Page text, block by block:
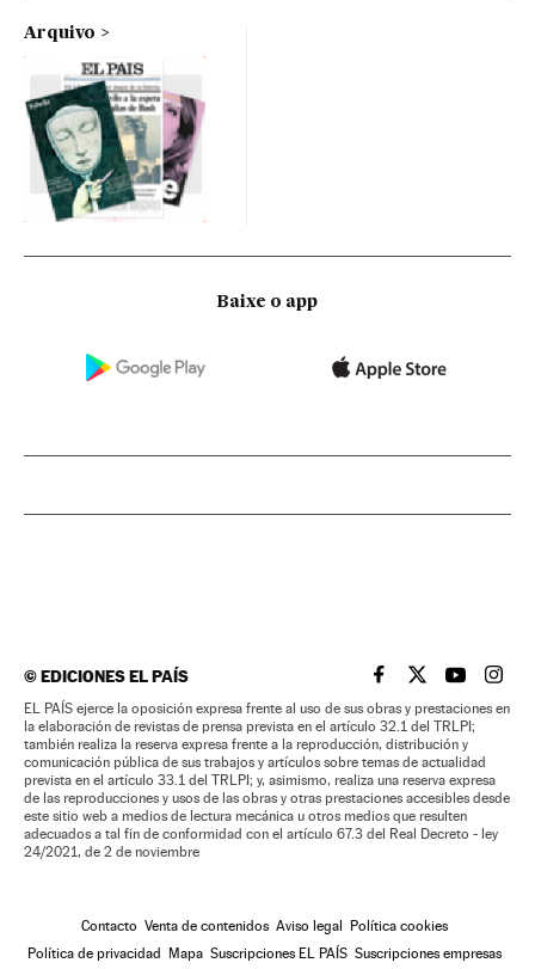
Arquivo
Baixe o app
©EDICIONES EL PAÍS EL PAÍS BRASIL EN
EL PAÍSEL PAÍS
EL
EL PAÍS ejerce la oposición expresa frente al uso de sus obras y prestaciones en
la elaboración de revistas de prensa prevista en el artículo 32.1 del TRLPI;
también realiza la reserva expresa frente a la reproducción, distribución y
comunicación pública de sus trabajos y artículos sobre temas de actualidad
prevista en el artículo 33.1 del TRLPI; y, asimismo, realiza una reserva expresa
de las reproducciones y usos de las obras y otras prestaciones accesibles desde
este sitio web a medios de lectura mecánica u otros medios que resulten
adecuados a tal fin de conformidad con el artículo 67.3 del Real Decreto - ley
24/2021, de 2 de noviembre
Contacto Venta de contenidos Aviso legal
Política cookies
Política de privacidad
Mapa Suscripciones EL PAÍS Suscripciones empresas